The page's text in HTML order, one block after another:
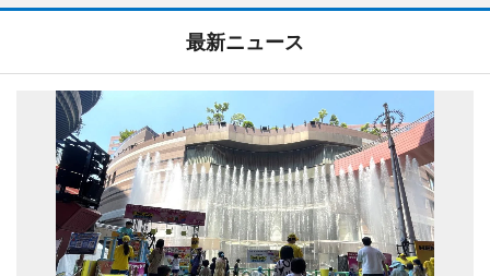
最新ニュース